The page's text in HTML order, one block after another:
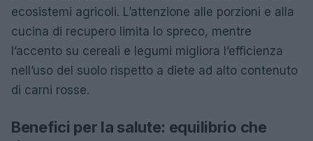
ecosistemi agricoli. L’attenzione alle porzioni e alla
cucina di recupero limita lo spreco, mentre
l’accento su cereali e legumi migliora l’efficienza
nell’uso del suolo rispetto a diete ad alto contenuto
di carni rosse.
Benefici per la salute: equilibrio che